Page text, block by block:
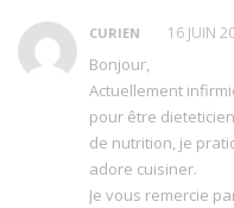
CURIEN 16 JUIN
Bonjour,
Actuellement
pour être
de nutrition, je
adore cuisiner.
Je vous remercie